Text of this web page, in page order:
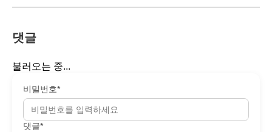
댓글
불러오는 중...
비밀번호*
댓글*